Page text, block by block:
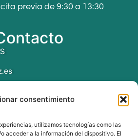
consentimiento
utilizamos tecnologías como las
acceder a la información del dispositivo. El
previa de 9:30 a 13:30
y asesoría en Reus
y asesoría en Valls
y asesoría en Alcover